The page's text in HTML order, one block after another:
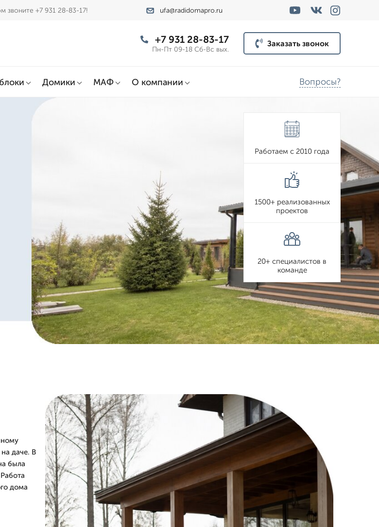
звоните +7 931 28-83-17! ufa@radidomapro.ru
+7 931 28-83-17
Пн-Пт 09-18 Сб-Вс вых.
Заказать звонок
Домики МАФ О компании Вопросы?
Работаем с 2010 года
1500+ реализованных
проектов
20+ специалистов в
команде
даче. В
была
дома